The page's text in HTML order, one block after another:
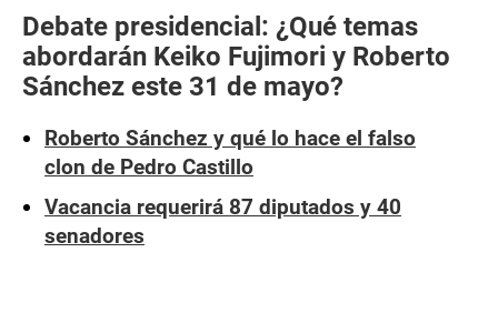
Debate presidencial: ¿Qué temas
abordarán Keiko Fujimori y Roberto
Sánchez este 31 de mayo?
Roberto Sánchez y qué lo hace el falso
clon de Pedro Castillo
Vacancia requerirá 87 diputados y 40
senadores